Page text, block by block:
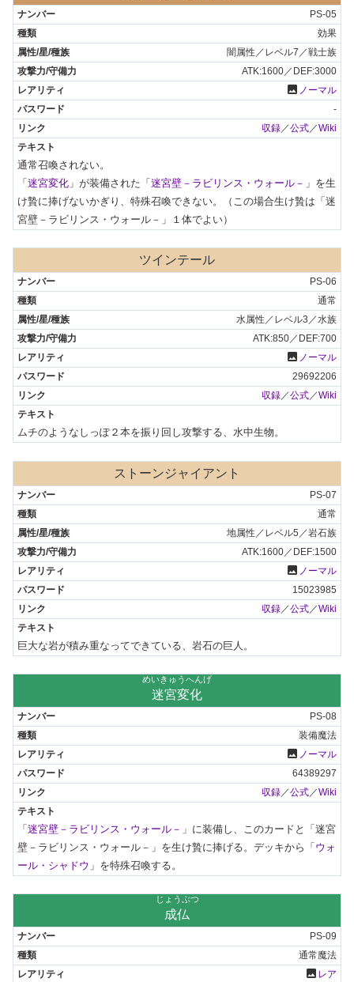
PS-05
効果
闇属性／レベル7／戦士族
ATK:1600／DEF:3000
photo ノーマル
-
収録 ／公式 ／Wiki
通常召喚されない。
「迷宮変化 」が装備された「迷宮壁－ラビリンス・ウォール－ 」を生
け贄に捧げないかぎり、特殊召喚できない。（この場合生け贄は「迷
宮壁－ラビリンス・ウォール－」１体でよい）
ツインテール
PS-06
通常
水属性／レベル3／水族
ATK:850／DEF:700
photo ノーマル
29692206
収録／公式／Wiki
ムチのようなしっぽ２本を振り回し攻撃する、水中生物。
ストーンジャイアント
PS-07
通常
地属性／レベル5／岩石族
ATK:1600／DEF:1500
photo ノーマル
15023985
収録 ／公式 ／Wiki
巨大な岩が積み重なってできている、岩石の巨人。
めいきゅうへんげ
迷宮変化
PS-08
装備魔法
photo ノーマル
64389297
収録／公式／Wiki
「 迷宮壁－ラビリンス・ウォール－ 」に装備し、このカードと「迷宮
壁－ラビリンス・ウォール－」を生け贄に捧げる。デッキから「 ウォ
ール・シャドウ 」を特殊召喚する。
じょうぶつ
成仏
PS-09
通常魔法
photo レア